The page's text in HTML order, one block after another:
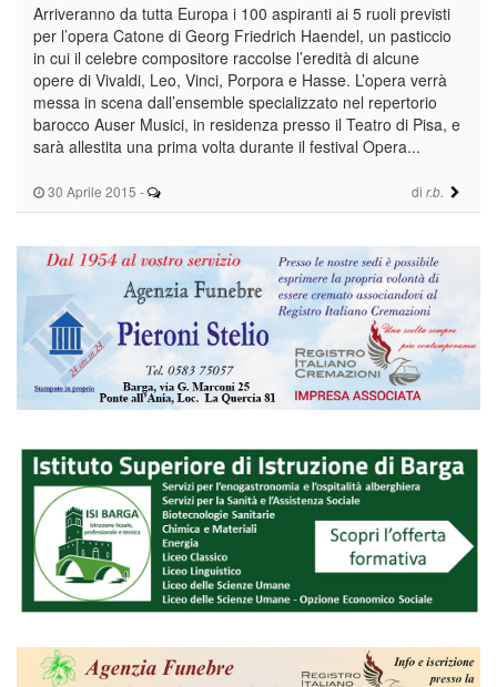
30 Aprile 2015 - di r.b.
Arriveranno da tutta Europa i 100 aspiranti ai 5 ruoli previsti
per l’opera Catone di Georg Friedrich Haendel, un pasticcio
in cui il celebre compositore raccolse l’eredità di alcune
opere di Vivaldi, Leo, Vinci, Porpora e Hasse. L’opera verrà
messa in scena dall’ensemble specializzato nel repertorio
barocco Auser Musici, in residenza presso il Teatro di Pisa, e
sarà allestita una prima volta durante il festival Opera...